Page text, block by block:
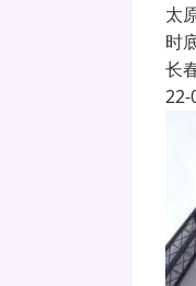
太
时
长
22-